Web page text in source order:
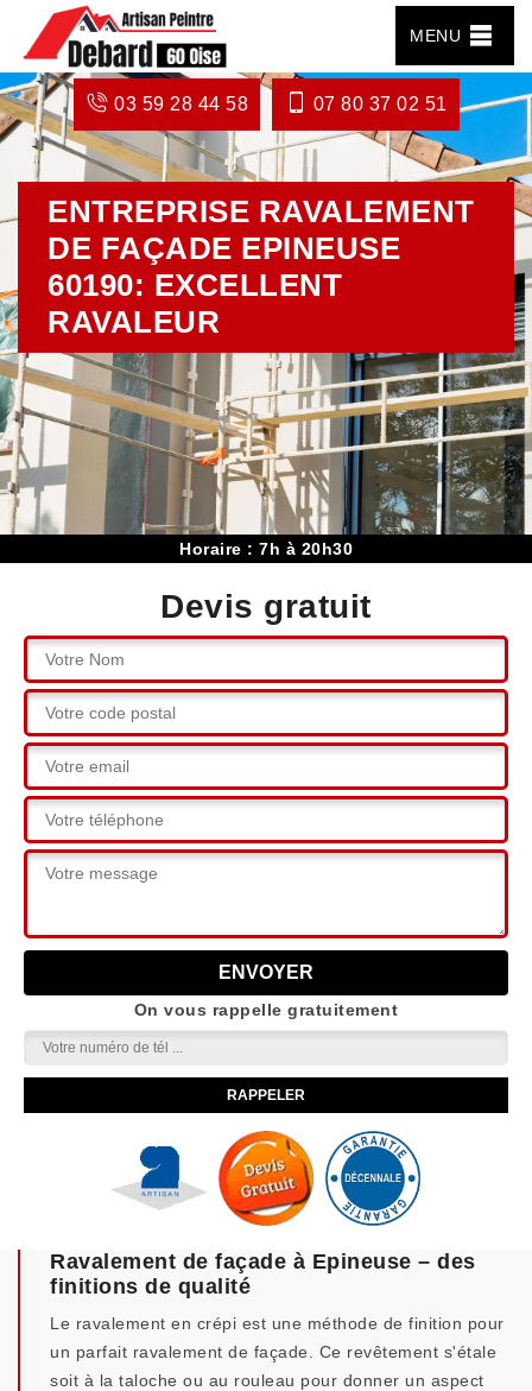
MENU
03 59 28 44 58 07 80 37 02 51
ENTREPRISE RAVALEMENT
DE FAÇADE EPINEUSE
60190: EXCELLENT
RAVALEUR
Horaire : 7h à 20h30
Devis gratuit
On vous rappelle gratuitement
Ravalement de façade à Epineuse – des
finitions de qualité
Le ravalement en crépi est une méthode de finition pour
un parfait ravalement de façade. Ce revêtement s'étale
soit à la taloche ou au rouleau pour donner un aspect